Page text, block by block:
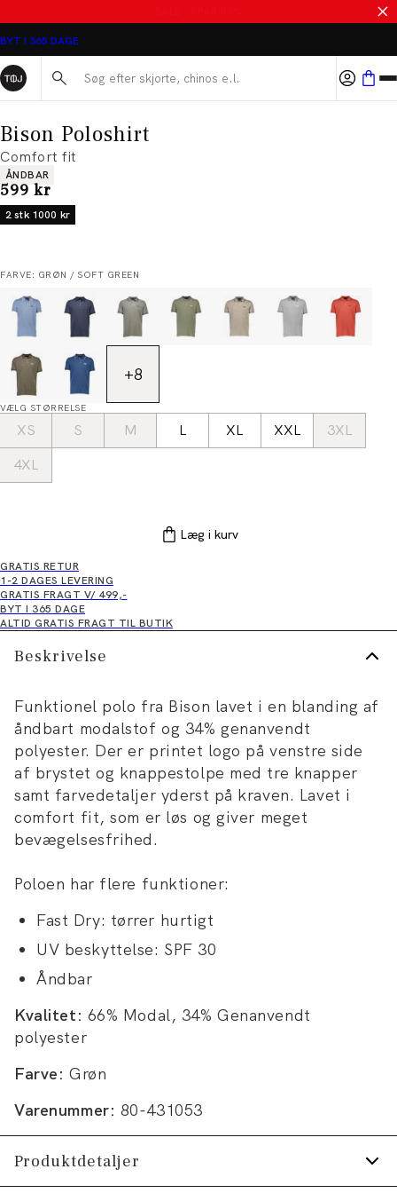
BYT I 365 DAGE
Søg her...
Bison Poloshirt
Comfort fit
Produkt egenskaber
ÅNDBAR
I alt (inkl. rabat)
599 kr
2 stk 1000 kr
FARVE: GRØN / SOFT GREEN
+8
VÆLG STØRRELSE
XS S M L XL XXL
3XL
4XL
Læg i kurv
GRATIS RETUR
1-2 DAGES LEVERING
GRATIS FRAGT V/ 499,-
BYT I 365 DAGE
ALTID GRATIS FRAGT TIL BUTIK
Beskrivelse
Funktionel polo fra Bison lavet i en blanding af
åndbart modalstof og 34% genanvendt
polyester. Der er printet logo på venstre side
af brystet og knappestolpe med tre knapper
samt farvedetaljer yderst på kraven. Lavet i
comfort fit, som er løs og giver meget
bevægelsesfrihed.
Poloen har flere funktioner:
Fast Dry: tørrer hurtigt
UV beskyttelse: SPF 30
Åndbar
Kvalitet: 66% Modal, 34% Genanvendt
polyester
Farve: Grøn
Varenummer: 80-431053
Produktdetaljer